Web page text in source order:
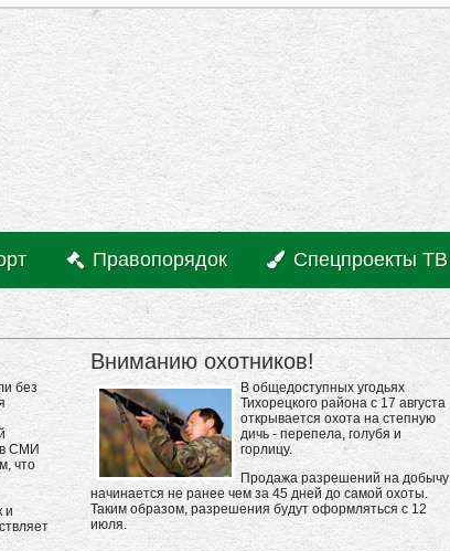
Правопорядок Спецпроекты ТВ
без
в СМИ
что
и
Вниманию охотников!
В общедоступных угодьях
Тихорецкого района с 17 августа
открывается охота на степную
дичь - перепела, голубя и
горлицу.
Продажа разрешений на добычу
начинается не ранее чем за 45 дней до самой охоты.
Таким образом, разрешения будут оформляться с 12
июля.